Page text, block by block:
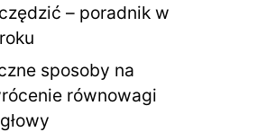
CIAŁO
zadbać o
cerę w
spa?
27 KWIETNIA 2026
– poradnik w
sposoby na
równowagi